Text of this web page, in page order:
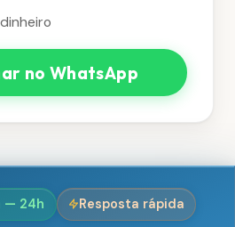
no WhatsApp
— 24h Resposta rápida